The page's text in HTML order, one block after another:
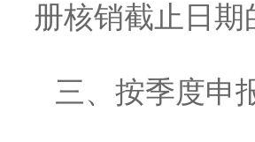
册核销截止日
三、按季度申